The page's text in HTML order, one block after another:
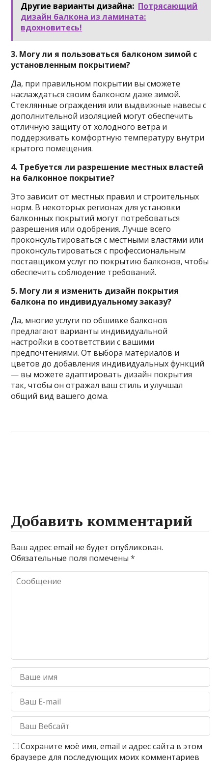
Другие варианты дизайна: Потрясающий
дизайн балкона из ламината:
вдохновитесь!
3. Могу ли я пользоваться балконом зимой с
установленным покрытием?
Да, при правильном покрытии вы сможете
наслаждаться своим балконом даже зимой.
Стеклянные ограждения или выдвижные навесы с
дополнительной изоляцией могут обеспечить
отличную защиту от холодного ветра и
поддерживать комфортную температуру внутри
крытого помещения.
4. Требуется ли разрешение местных властей
на балконное покрытие?
Это зависит от местных правил и строительных
норм. В некоторых регионах для установки
балконных покрытий могут потребоваться
разрешения или одобрения. Лучше всего
проконсультироваться с местными властями или
проконсультироваться с профессиональным
поставщиком услуг по покрытию балконов, чтобы
обеспечить соблюдение требований.
5. Могу ли я изменить дизайн покрытия
балкона по индивидуальному заказу?
Да, многие услуги по обшивке балконов
предлагают варианты индивидуальной
настройки в соответствии с вашими
предпочтениями. От выбора материалов и
цветов до добавления индивидуальных функций
— вы можете адаптировать дизайн покрытия
так, чтобы он отражал ваш стиль и улучшал
общий вид вашего дома.
Добавить комментарий
Ваш адрес email не будет опубликован.
Обязательные поля помечены*
Сохраните моё имя, email и адрес сайта в этом
браузере для последующих моих комментариев